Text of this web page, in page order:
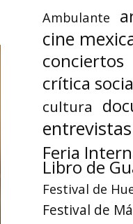
Ambulante
cine
conciertos
crítica
cultura
entrevistas
Feria
Libro de
Festival de
Festival de